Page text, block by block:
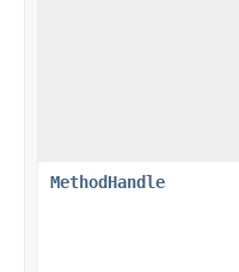
MethodHandle